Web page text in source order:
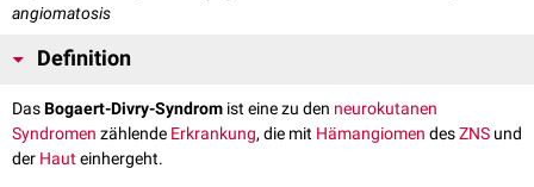
angiomatosis
Definition
DasBogaert-Divry-Syndrom ist eine zu den neurokutanen
Syndromen zählende Erkrankung, die mit Hämangiomen desZNS und
der Hauteinhergeht.